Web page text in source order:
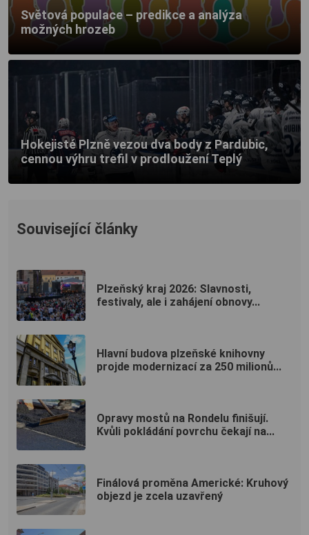
Světová populace – predikce a analýza
možných hrozeb
Hokejisté Plzně vezou dva body z Pardubic,
cennou výhru trefil v prodloužení Teplý
Související články
Plzeňský kraj 2026: Slavnosti,
festivaly, ale i zahájení obnovy...
Hlavní budova plzeňské knihovny
projde modernizací za 250 milionů...
Opravy mostů na Rondelu finišují.
Kvůli pokládání povrchu čekají na...
Finálová proměna Americké: Kruhový
objezd je zcela uzavřený